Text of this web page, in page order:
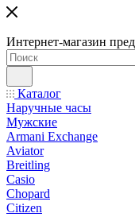
Интернет-магазин
Каталог
Наручные часы
Мужские
Armani Exchange
Aviator
Breitling
Casio
Chopard
Citizen